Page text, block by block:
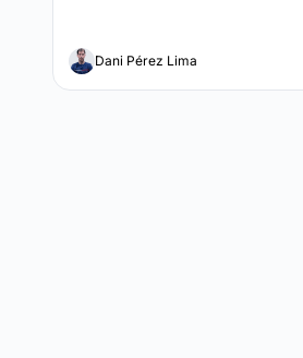
Dani Pérez Lima